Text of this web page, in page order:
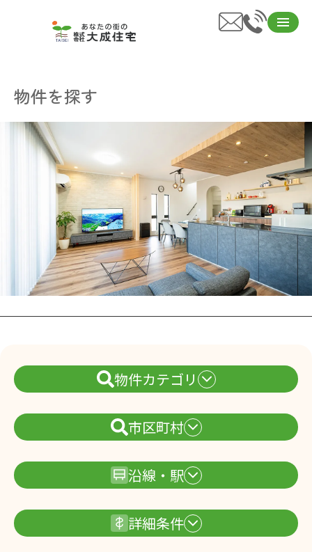
物件を探す
物件カテゴリ
市区町村
沿線・駅
詳細条件